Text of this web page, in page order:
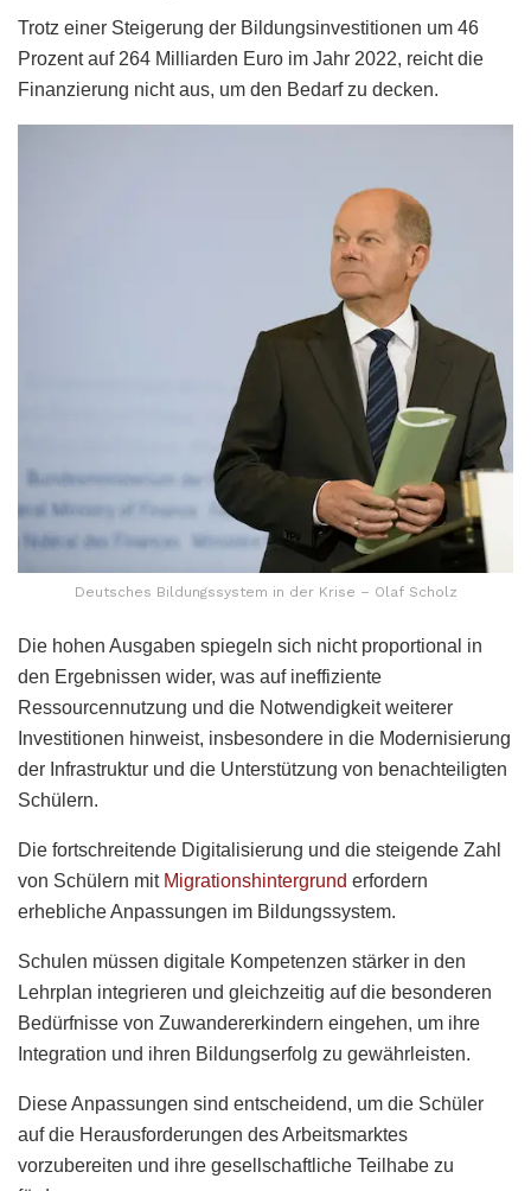
Trotz einer Steigerung der Bildungsinvestitionen um 46
Prozent auf 264 Milliarden Euro im Jahr 2022, reicht die
Finanzierung nicht aus, um den Bedarf zu decken.
Deutsches Bildungssystem in der Krise – Olaf Scholz
Die hohen Ausgaben spiegeln sich nicht proportional in
den Ergebnissen wider, was auf ineffiziente
Ressourcennutzung und die Notwendigkeit weiterer
Investitionen hinweist, insbesondere in die Modernisierung
der Infrastruktur und die Unterstützung von benachteiligten
Schülern.
Die fortschreitende Digitalisierung und die steigende Zahl
von Schülern mit Migrationshintergrund erfordern
erhebliche Anpassungen im Bildungssystem.
Schulen müssen digitale Kompetenzen stärker in den
Lehrplan integrieren und gleichzeitig auf die besonderen
Bedürfnisse von Zuwandererkindern eingehen, um ihre
Integration und ihren Bildungserfolg zu gewährleisten.
Diese Anpassungen sind entscheidend, um die Schüler
auf die Herausforderungen des Arbeitsmarktes
vorzubereiten und ihre gesellschaftliche Teilhabe zu